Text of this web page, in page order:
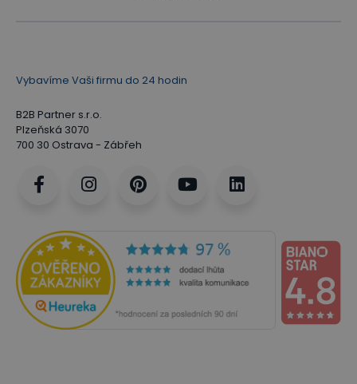
Vybavíme Vaši firmu do 24 hodin
B2B Partner s.r.o.
Plzeňská 3070
700 30 Ostrava - Zábřeh